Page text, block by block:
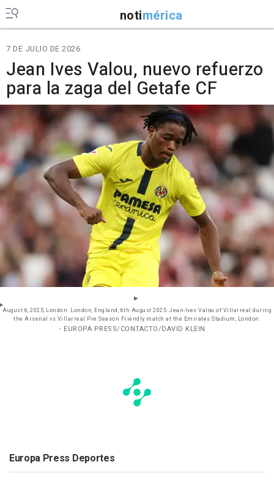
notimérica
7 DE JULIO DE 2026
Jean Ives Valou, nuevo refuerzo
para la zaga del Getafe CF
August 6, 2025, London: London, England, 6th August 2025. Jean-Ives Valou of Villarreal during
the Arsenal vs Villarreal Pre Season Friendly match at the Emirates Stadium, London.
- EUROPA PRESS/CONTACTO/DAVID KLEIN
Europa Press Deportes